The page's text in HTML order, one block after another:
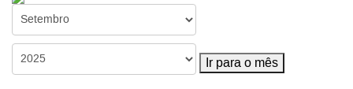
Ir para o mês